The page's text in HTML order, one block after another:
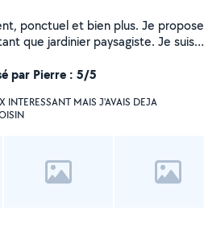
ponctuel et bien plus. Je propose
que jardinier paysagiste. Je suis
et avis
par Pierre : 5/5
INTERESSANT MAIS J'AVAIS DEJA